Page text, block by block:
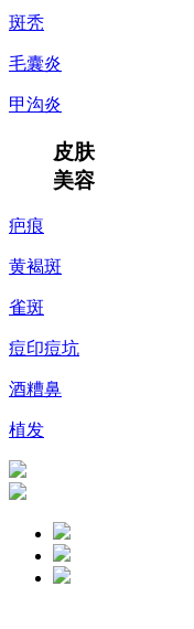
斑秃
毛囊炎
甲沟炎
皮肤
美容
疤痕
黄褐斑
雀斑
痘印痘坑
酒糟鼻
植发